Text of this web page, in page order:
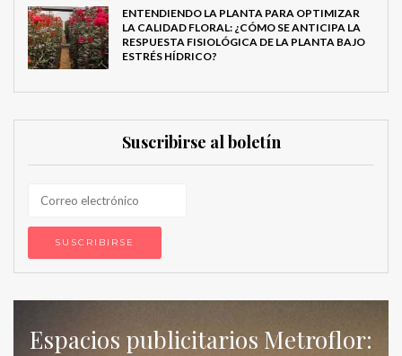
ENTENDIENDO LA PLANTA PARA OPTIMIZAR
LA CALIDAD FLORAL: ¿CÓMO SE ANTICIPA LA
RESPUESTA FISIOLÓGICA DE LA PLANTA BAJO
ESTRÉS HÍDRICO?
Suscribirse al boletín
Espacios publicitarios Metroflor: